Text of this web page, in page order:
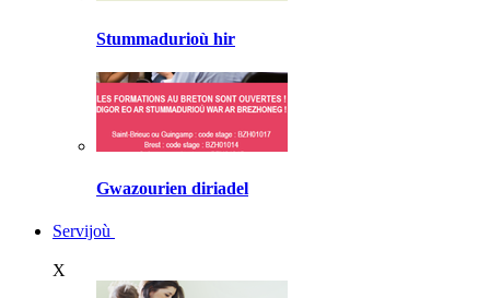
Stummadurioù hir
Gwazourien diriadel
Servijoù
X